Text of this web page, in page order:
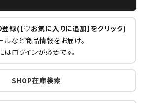
登録(【♡お気に入りに追加】をクリック)
ルなど商品情報をお届け。
ログインが必要です。
SHOP在庫検索